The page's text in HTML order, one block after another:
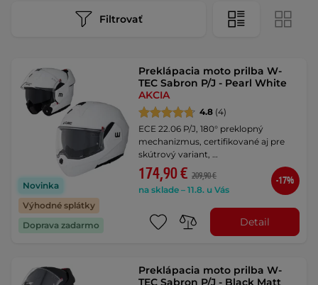
Filtrovať
Novinka
Výhodné splátky
Doprava zadarmo
Preklápacia moto prilba W-
TEC Sabron P/J - Pearl White
AKCIA
4.8 (4)
ECE 22.06 P/J, 180° preklopný
mechanizmus, certifikované aj pre
skútrový variant, …
174,90 € 209,90 €
na sklade – 11.8. u Vás
-17%
Detail
Preklápacia moto prilba W-
TEC Sabron P/J - Black Matt